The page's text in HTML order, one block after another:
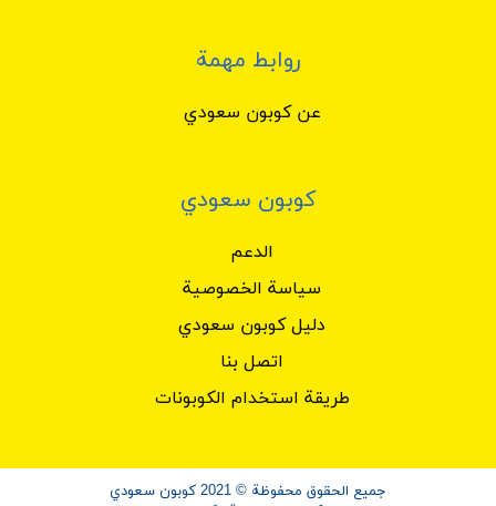
روابط مهمة
عن كوبون سعودي
كوبون سعودي
الدعم
سياسة الخصوصية
دليل كوبون سعودي
اتصل بنا
طريقة استخدام الكوبونات
جميع الحقوق محفوظة © 2021 كوبون سعودي